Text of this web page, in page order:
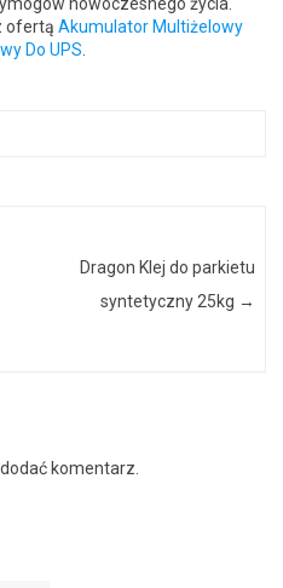
ofertą Akumulator Multiżelowy
Do UPS
Dragon Klej do parkietu
syntetyczny 25kg →
komentarz.